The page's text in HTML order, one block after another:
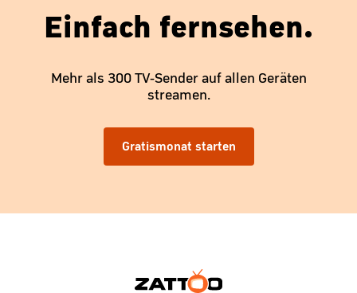
Einfach fernsehen.
Mehr als 300 TV-Sender auf allen Geräten
streamen.
Gratismonat starten